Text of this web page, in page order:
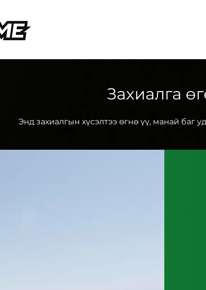
Захиалга
Энд захиалгын хүсэлтээ өгнө үү, манай баг